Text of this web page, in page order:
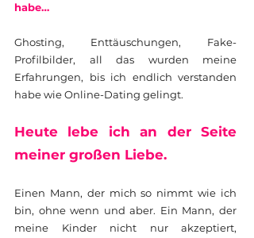
habe…
Ghosting, Enttäuschungen, Fake-
Profilbilder, all das wurden meine
Erfahrungen, bis ich endlich verstanden
habe wie Online-Dating gelingt.
Heute lebe ich an der Seite
meiner großen Liebe.
Einen Mann, der mich so nimmt wie ich
bin, ohne wenn und aber. Ein Mann, der
meine Kinder nicht nur akzeptiert,